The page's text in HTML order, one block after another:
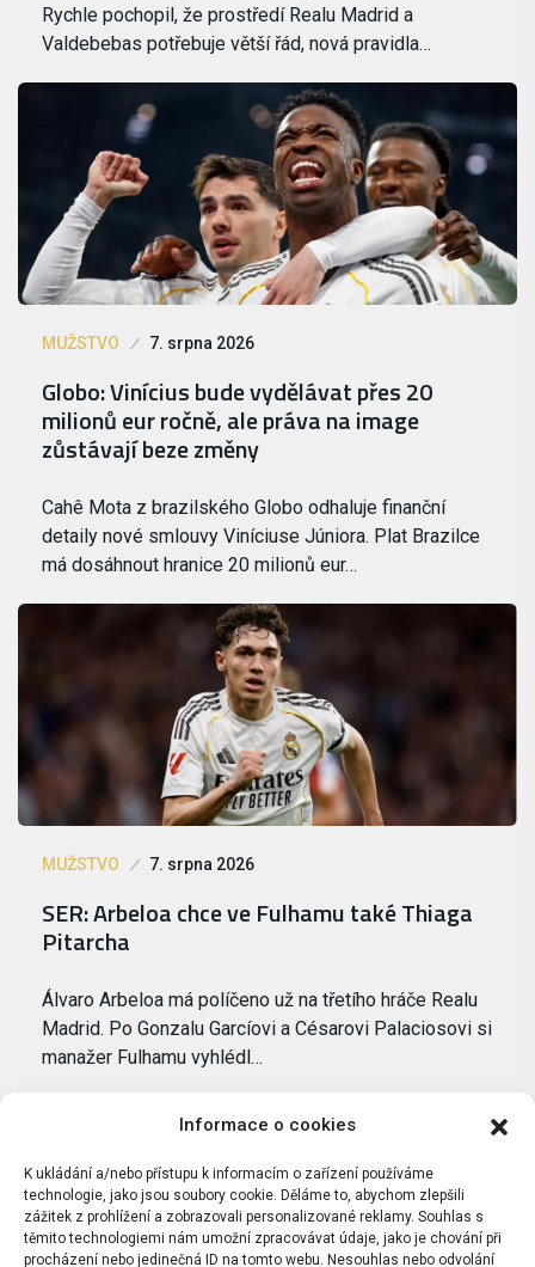
Informace o cookies
K ukládání a/nebo přístupu k informacím o zařízení používáme
technologie, jako jsou soubory cookie. Děláme to, abychom zlepšili
zážitek z prohlížení a zobrazovali personalizované reklamy. Souhlas s
těmito technologiemi nám umožní zpracovávat údaje, jako je chování při
procházení nebo jedinečná ID na tomto webu. Nesouhlas nebo odvolání
Rychle pochopil, že prostředí Realu Madrid a
Valdebebas potřebuje větší řád, nová pravidla…
MUŽSTVO 7. srpna 2026
Globo: Vinícius bude vydělávat přes 20
milionů eur ročně, ale práva na image
zůstávají beze změny
Cahê Mota z brazilského Globo odhaluje finanční
detaily nové smlouvy Viníciuse Júniora. Plat Brazilce
má dosáhnout hranice 20 milionů eur…
MUŽSTVO 7. srpna 2026
SER: Arbeloa chce ve Fulhamu také Thiaga
Pitarcha
Álvaro Arbeloa má políčeno už na třetího hráče Realu
Madrid. Po Gonzalu Garcíovi a Césarovi Palaciosovi si
manažer Fulhamu vyhlédl…